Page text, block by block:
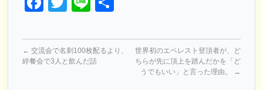
← 交流会で名刺100枚配るより、
絆餐会で3人と飲んだ話
世界初のエベレスト登頂者が、ど
ちらが先に頂上を踏んだかを「ど
うでもいい」と言った理由。
→